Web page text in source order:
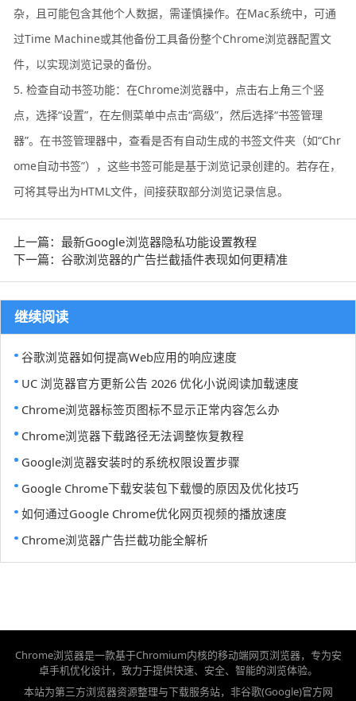
杂，且可能包含其他个人数据，需谨慎操作。在Mac系统中，可通
过Time Machine或其他备份工具备份整个Chrome浏览器配置文
件，以实现浏览记录的备份。
5. 检查自动书签功能：在Chrome浏览器中，点击右上角三个竖
点，选择“设置”，在左侧菜单中点击“高级”，然后选择“书签管理
器”。在书签管理器中，查看是否有自动生成的书签文件夹（如“Chr
ome自动书签”），这些书签可能是基于浏览记录创建的。若存在，
可将其导出为HTML文件，间接获取部分浏览记录信息。
上一篇：最新Google浏览器隐私功能设置教程
下一篇：谷歌浏览器的广告拦截插件表现如何更精准
继续阅读
谷歌浏览器如何提高Web应用的响应速度
UC 浏览器官方更新公告 2026 优化小说阅读加载速度
Chrome浏览器标签页图标不显示正常内容怎么办
Chrome浏览器下载路径无法调整恢复教程
Google浏览器安装时的系统权限设置步骤
Google Chrome下载安装包下载慢的原因及优化技巧
如何通过Google Chrome优化网页视频的播放速度
Chrome浏览器广告拦截功能全解析
Chrome浏览器是一款基于Chromium内核的移动端网页浏览器，专为安
卓手机优化设计，致力于提供快速、安全、智能的浏览体验。
本站为第三方浏览器资源整理与下载服务站，非谷歌(Google)官方网